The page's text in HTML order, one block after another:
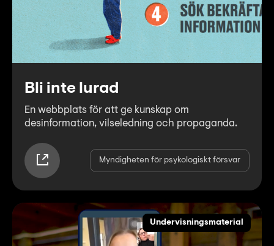
Bli inte lurad
En webbplats för att ge kunskap om
desinformation, vilseledning och propaganda.
Myndigheten för psykologiskt försvar
Undervisningsmaterial